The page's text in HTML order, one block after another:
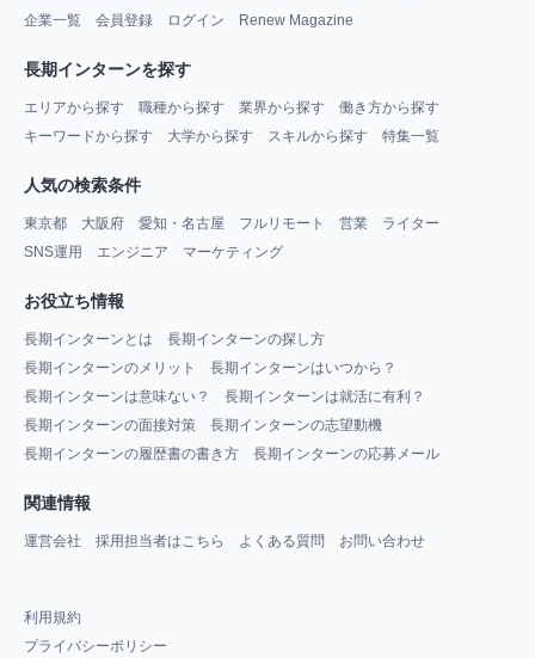
企業一覧
会員登録 ログイン Renew Magazine
長期インターンを探す
エリアから探す 職種から探す 業界から探す
働き方から探す
キーワードから探す
大学から探す スキルから探す 特集一覧
人気の検索条件
東京都 大阪府 愛知・名古屋 フルリモート 営業
ライター
SNS運用
エンジニア マーケティング
お役立ち情報
長期インターンとは
長期インターンの探し方
長期インターンのメリット
長期インターンはいつから？
長期インターンは意味ない？
長期インターンは就活に有利？
長期インターンの面接対策
長期インターンの志望動機
長期インターンの履歴書の書き方
長期インターンの応募メール
関連情報
運営会社 採用担当者はこちら よくある質問 お問い合わせ
利用規約
プライバシーポリシー